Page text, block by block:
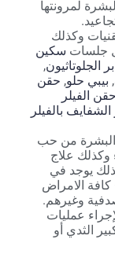
لمرونتها
وكذلك
جلسات سكين
ابر الجلوتاثيون,
, بيبي حلو, حقن
حقن الفيلر
الشفايف بالفيلر
البشرة من حب
وكذلك علاج
يوجد في
الامراض
وغيرهم.
عمليات
الثدي أو